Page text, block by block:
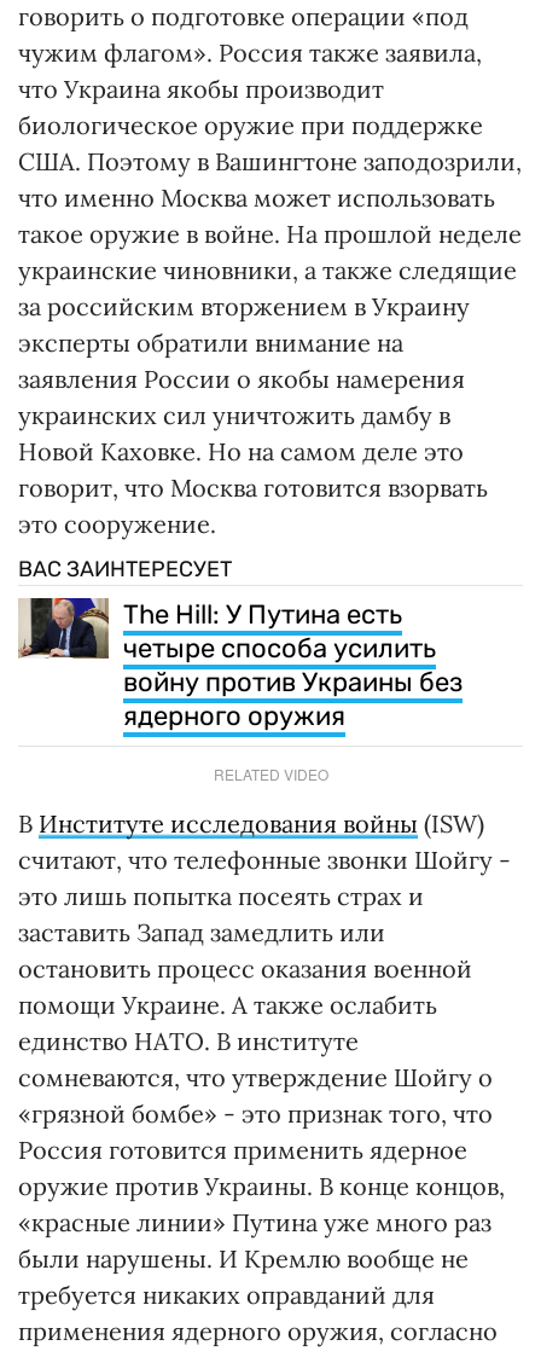
говорить о подготовке операции «под
чужим флагом». Россия также заявила,
что Украина якобы производит
биологическое оружие при поддержке
США. Поэтому в Вашингтоне заподозрили,
что именно Москва может использовать
такое оружие в войне. На прошлой неделе
украинские чиновники, а также следящие
за российским вторжением в Украину
эксперты обратили внимание на
заявления России о якобы намерения
украинских сил уничтожить дамбу в
Новой Каховке. Но на самом деле это
говорит, что Москва готовится взорвать
это сооружение.
ВАС ЗАИНТЕРЕСУЕТ
The Hill: У Путина есть
четыре способа усилить
войну против Украины без
ядерного оружия
RELATED VIDEO
В Институте исследования войны (ISW)
считают, что телефонные звонки Шойгу -
это лишь попытка посеять страх и
заставить Запад замедлить или
остановить процесс оказания военной
помощи Украине. А также ослабить
единство НАТО. В институте
сомневаются, что утверждение Шойгу о
«грязной бомбе» - это признак того, что
Россия готовится применить ядерное
оружие против Украины. В конце концов,
«красные линии» Путина уже много раз
были нарушены. И Кремлю вообще не
требуется никаких оправданий для
применения ядерного оружия, согласно